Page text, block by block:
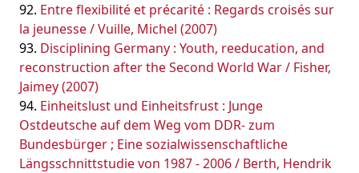
Entre flexibilité et précarité : Regards croisés sur
la jeunesse / Vuille, Michel (2007)
Disciplining Germany : Youth, reeducation, and
reconstruction after the Second World War / Fisher,
Jaimey (2007)
Einheitslust und Einheitsfrust : Junge
Ostdeutsche auf dem Weg vom DDR- zum
Bundesbürger ; Eine sozialwissenschaftliche
Längsschnittstudie von 1987 - 2006 / Berth, Hendrik